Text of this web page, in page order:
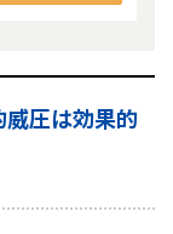
威圧は効果的